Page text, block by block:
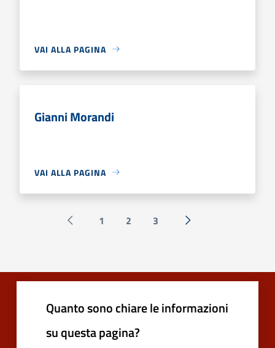
VAI ALLA PAGINA
Gianni Morandi
VAI ALLA PAGINA
Pagina precedente
1 2 3 Successiva »
Quanto sono chiare le informazioni
su questa pagina?